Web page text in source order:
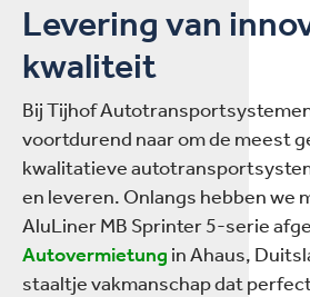
Levering van
kwaliteit
Bij Tijhof
voortdurend naar om de meest
kwalitatieve
en leveren. Onlangs hebben we
AluLiner MB Sprinter 5-serie
Autovermietung in Ahaus,
staaltje vakmanschap dat